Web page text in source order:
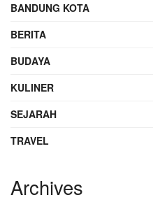
BANDUNG KOTA
BERITA
BUDAYA
KULINER
SEJARAH
TRAVEL
Archives